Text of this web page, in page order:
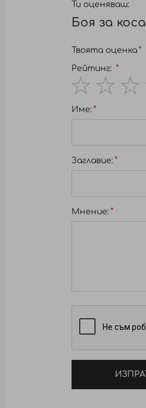
перфектен
KV
Ти оценяваш:
Боя за
Твоята оценка
Рейтинг:
star
stars
stars
stars
stars
Име:
Заглавиe:
Мнение: